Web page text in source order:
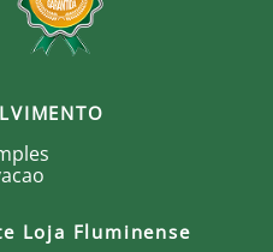
Loja Fluminense